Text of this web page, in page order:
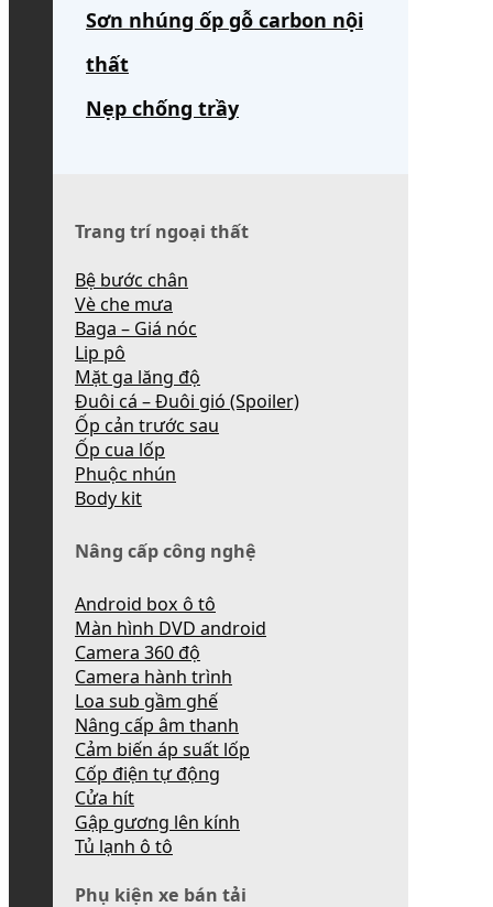
Sơn nhúng ốp gỗ carbon nội
thất
Nẹp chống trầy
Trang trí ngoại thất
Bệ bước chân
Vè che mưa
Baga – Giá nóc
Lip pô
Mặt ga lăng độ
Đuôi cá – Đuôi gió (Spoiler)
Ốp cản trước sau
Ốp cua lốp
Phuộc nhún
Body kit
Nâng cấp công nghệ
Android box ô tô
Màn hình DVD android
Camera 360 độ
Camera hành trình
Loa sub gầm ghế
Nâng cấp âm thanh
Cảm biến áp suất lốp
Cốp điện tự động
Cửa hít
Gập gương lên kính
Tủ lạnh ô tô
Phụ kiện xe bán tải